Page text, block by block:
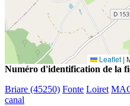
Leaflet |
Numéro d'identification de la
Briare (45250) Fonte Loiret
canal